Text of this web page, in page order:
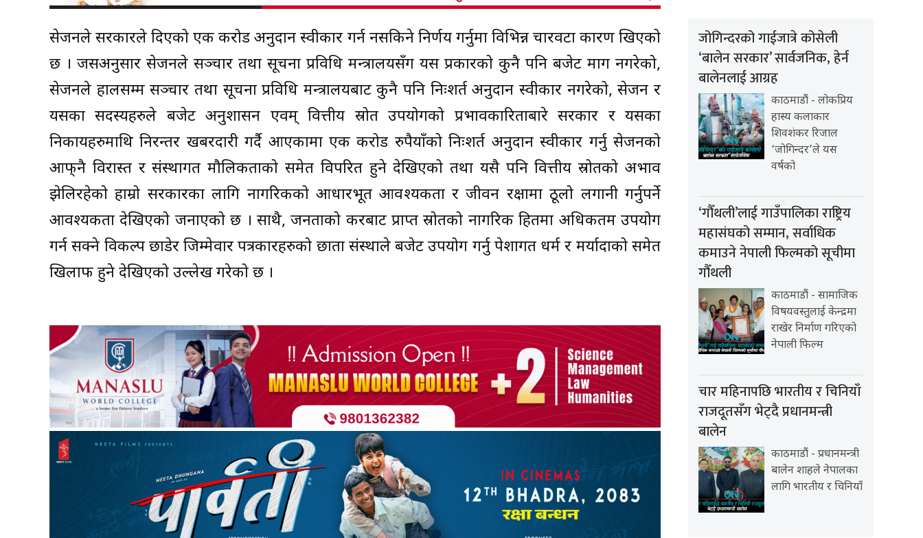
सेजनले सरकारले दिएको एक करोड अनुदान स्वीकार गर्न नसकिने निर्णय गर्नुमा विभिन्न चारवटा कारण खिएको
छ । जसअनुसार सेजनले सञ्चार तथा सूचना प्रविधि मन्त्रालयसँग यस प्रकारको कुनै पनि बजेट माग नगरेको,
सेजनले हालसम्म सञ्चार तथा सूचना प्रविधि मन्त्रालयबाट कुनै पनि निःशर्त अनुदान स्वीकार नगरेको, सेजन र
यसका सदस्यहरुले बजेट अनुशासन एवम् वित्तीय स्रोत उपयोगको प्रभावकारिताबारे सरकार र यसका
निकायहरुमाथि निरन्तर खबरदारी गर्दै आएकामा एक करोड रुपैयाँको निःशर्त अनुदान स्वीकार गर्नु सेजनको
आफ्‌नै विरास्त र संस्थागत मौलिकताको समेत विपरित हुने देखिएको तथा यसै पनि वित्तीय स्रोतको अभाव
झेलिरहेको हाम्रो सरकारका लागि नागरिकको आधारभूत आवश्यकता र जीवन रक्षामा ठूलो लगानी गर्नुपर्ने
आवश्यकता देखिएको जनाएको छ । साथै, जनताको करबाट प्राप्त स्रोतको नागरिक हितमा अधिकतम उपयोग
गर्न सक्ने विकल्प छाडेर जिम्मेवार पत्रकारहरुको छाता संस्थाले बजेट उपयोग गर्नु पेशागत धर्म र मर्यादाको समेत
खिलाफ हुने देखिएको उल्लेख गरेको छ ।
जोगिन्दरको गाईजात्रे कोसेली
‘बालेन सरकार’ सार्वजनिक, हेर्न
बालेनलाई आग्रह
काठमाडौं - लोकप्रिय
हास्य कलाकार
शिवशंकर रिजाल
‘जोगिन्दर’ले यस
वर्षको
‘गौँथली’लाई गाउँपालिका राष्ट्रिय
महासंघको सम्मान, सर्वाधिक
कमाउने नेपाली फिल्मको सूचीमा
गौँथली
काठमाडौं - सामाजिक
विषयवस्तुलाई केन्द्रमा
राखेर निर्माण गरिएको
नेपाली फिल्म
चार महिनापछि भारतीय र चिनियाँ
राजदूतसँग भेट्दै प्रधानमन्त्री
बालेन
काठमाडौं - प्रधानमन्त्री
बालेन शाहले नेपालका
लागि भारतीय र चिनियाँ